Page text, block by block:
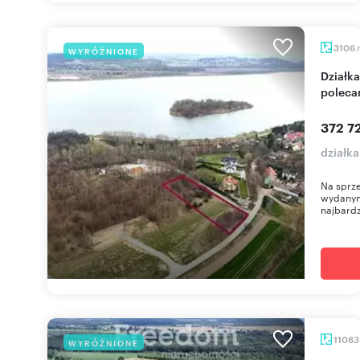
WYRÓŻNIONE 3106
Działka 31 arów z widokiem na góry i mediami -
372
Na
WYRÓŻNIONE 11083